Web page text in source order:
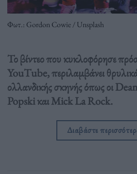
Φωτ.: Gordon Cowie / Unsplash
Το βίντεο που κυκλοφόρησε
YouTube, περιλαμβάνει
ολλανδικής σκηνής όπως οι
Popski και Mick La Rock.
Διαβάστε